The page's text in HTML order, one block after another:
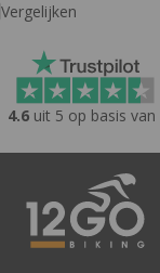
Vergelijken
4.6uit 5 op basis van